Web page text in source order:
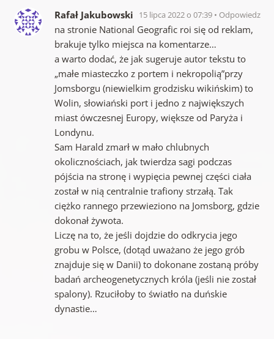
Rafał Jakubowski 15 lipca 2022 o 07:39 Odpowiedz
na stronie National Geografic roi się od reklam,
brakuje tylko miejsca na komentarze…
a warto dodać, że jak sugeruje autor tekstu to
„małe miasteczko z portem i nekropolią”przy
Jomsborgu (niewielkim grodzisku wikińskim) to
Wolin, słowiański port i jedno z największych
miast ówczesnej Europy, większe od Paryża i
Londynu.
Sam Harald zmarł w mało chlubnych
okolicznościach, jak twierdza sagi podczas
pójścia na stronę i wypięcia pewnej części ciała
został w nią centralnie trafiony strzałą. Tak
ciężko rannego przewieziono na Jomsborg, gdzie
dokonał żywota.
Liczę na to, że jeśli dojdzie do odkrycia jego
grobu w Polsce, (dotąd uważano że jego grób
znajduje się w Danii) to dokonane zostaną próby
badań archeogenetycznych króla (jeśli nie został
spalony). Rzuciłoby to światło na duńskie
dynastie…